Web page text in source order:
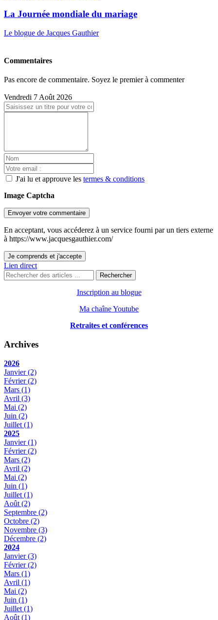
La Journée mondiale du mariage
Le blogue de Jacques Gauthier
Commentaires
Pas encore de commentaire. Soyez le premier à commenter
Vendredi 7 Août 2026
J'ai lu et approuve les termes & conditions
Image Captcha
Envoyer votre commentaire
En acceptant, vous accéderez à un service fourni par un tiers externe
à https://www.jacquesgauthier.com/
Je comprends et j'accepte
Lien direct
Rechercher
Inscription au blogue
Ma chaîne Youtube
Retraites et conférences
Archives
2026
Janvier(2)
Février(2)
Mars (1)
Avril (3)
Mai (2)
Juin (2)
Juillet (1)
2025
Janvier(1)
Février(2)
Mars (2)
Avril (2)
Mai (2)
Juin (1)
Juillet (1)
Août (2)
Septembre (2)
Octobre (2)
Novembre (3)
Décembre (2)
2024
Janvier(3)
Février(2)
Mars (1)
Avril (1)
Mai (2)
Juin (1)
Juillet (1)
Août (1)